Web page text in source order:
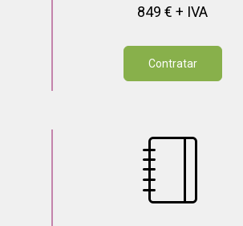
849 € + IVA
Contratar